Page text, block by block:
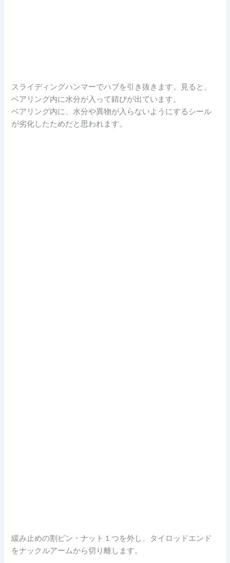
スライディングハンマーでハブを引き抜きます。見ると、
ベアリング内に水分が入って錆びが出ています。
ベアリング内に、水分や異物が入らないようにするシール
が劣化したためだと思われます。
緩み止めの割ピン・ナット１つを外し、タイロッドエンド
をナックルアームから切り離します。